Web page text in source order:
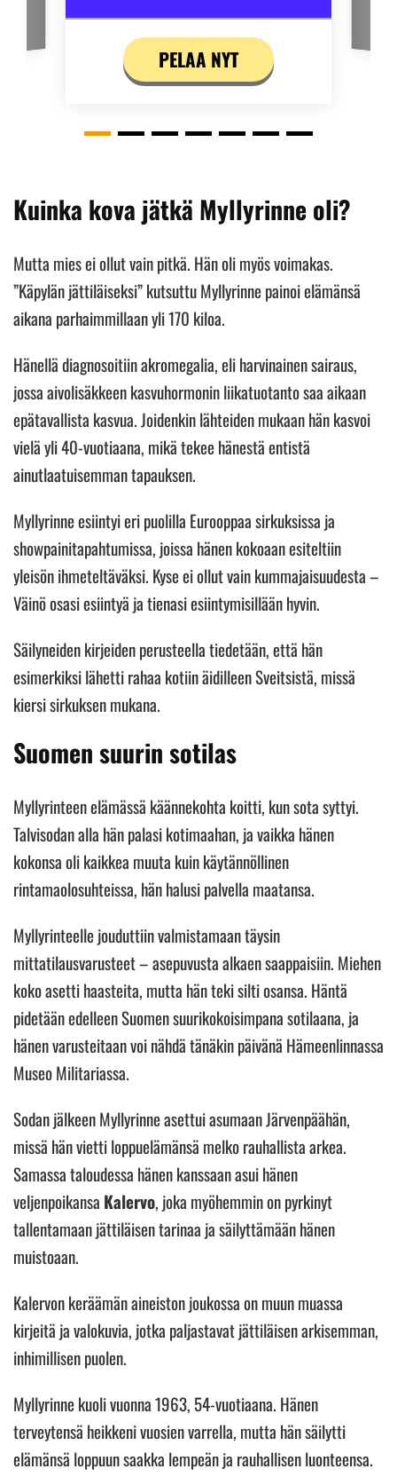
PELAA NYT
Kuinka kova jätkä Myllyrinne oli?
Mutta mies ei ollut vain pitkä. Hän oli myös voimakas.
”Käpylän jättiläiseksi” kutsuttu Myllyrinne painoi elämänsä
aikana parhaimmillaan yli 170 kiloa.
Hänellä diagnosoitiin akromegalia, eli harvinainen sairaus,
jossa aivolisäkkeen kasvuhormonin liikatuotanto saa aikaan
epätavallista kasvua. Joidenkin lähteiden mukaan hän kasvoi
vielä yli 40-vuotiaana, mikä tekee hänestä entistä
ainutlaatuisemman tapauksen.
Myllyrinne esiintyi eri puolilla Eurooppaa sirkuksissa ja
showpainitapahtumissa, joissa hänen kokoaan esiteltiin
yleisön ihmeteltäväksi. Kyse ei ollut vain kummajaisuudesta –
Väinö osasi esiintyä ja tienasi esiintymisillään hyvin.
Säilyneiden kirjeiden perusteella tiedetään, että hän
esimerkiksi lähetti rahaa kotiin äidilleen Sveitsistä, missä
kiersi sirkuksen mukana.
Suomen suurin sotilas
Myllyrinteen elämässä käännekohta koitti, kun sota syttyi.
Talvisodan alla hän palasi kotimaahan, ja vaikka hänen
kokonsa oli kaikkea muuta kuin käytännöllinen
rintamaolosuhteissa, hän halusi palvella maatansa.
Myllyrinteelle jouduttiin valmistamaan täysin
mittatilausvarusteet – asepuvusta alkaen saappaisiin. Miehen
koko asetti haasteita, mutta hän teki silti osansa. Häntä
pidetään edelleen Suomen suurikokoisimpana sotilaana, ja
hänen varusteitaan voi nähdä tänäkin päivänä Hämeenlinnassa
Museo Militariassa.
Sodan jälkeen Myllyrinne asettui asumaan Järvenpäähän,
missä hän vietti loppuelämänsä melko rauhallista arkea.
Samassa taloudessa hänen kanssaan asui hänen
veljenpoikansa Kalervo, joka myöhemmin on pyrkinyt
tallentamaan jättiläisen tarinaa ja säilyttämään hänen
muistoaan.
Kalervon keräämän aineiston joukossa on muun muassa
kirjeitä ja valokuvia, jotka paljastavat jättiläisen arkisemman,
inhimillisen puolen.
Myllyrinne kuoli vuonna 1963, 54-vuotiaana. Hänen
terveytensä heikkeni vuosien varrella, mutta hän säilytti
elämänsä loppuun saakka lempeän ja rauhallisen luonteensa.